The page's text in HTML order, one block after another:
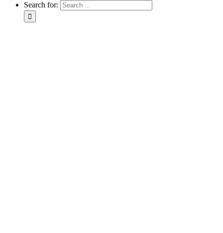
Search for: